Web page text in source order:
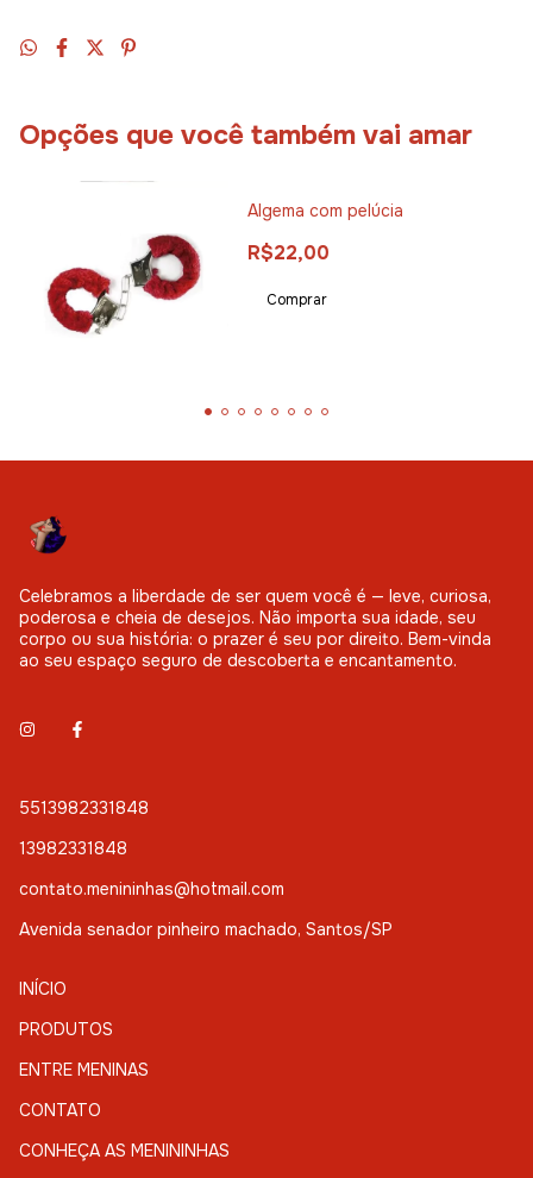
Opções que você também vai amar
Algema com pelúcia
R$22,00
Comprar
Celebramos a liberdade de ser quem você é — leve, curiosa,
poderosa e cheia de desejos. Não importa sua idade, seu
corpo ou sua história: o prazer é seu por direito. Bem-vinda
ao seu espaço seguro de descoberta e encantamento.
5513982331848
13982331848
contato.menininhas@hotmail.com
Avenida senador pinheiro machado, Santos/SP
INÍCIO
PRODUTOS
ENTRE MENINAS
CONTATO
CONHEÇA AS MENININHAS